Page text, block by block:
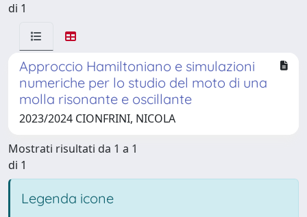
di 1
Approccio Hamiltoniano e simulazioni
numeriche per lo studio del moto di una
molla risonante e oscillante
2023/2024 CIONFRINI, NICOLA
Mostrati risultati da 1 a 1
di 1
Legenda icone